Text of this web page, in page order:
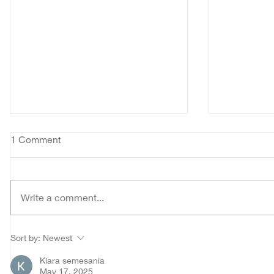
Tahbiskan 18 Diakon SVD,
Uskup Agung Kupang:
Jadilah Pelayan yang
1 Comment
Write a comment...
Sort by: Newest
Kiara semesania
May 17, 2025